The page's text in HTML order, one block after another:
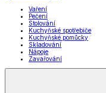
Vaření
Pečení
Stolování
Kuchyňské spotřebiče
Kuchyňské pomůcky
Skladování
Nápoje
Zavařování